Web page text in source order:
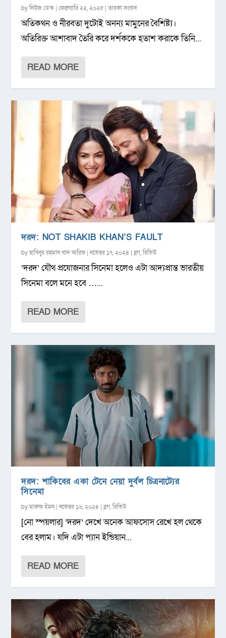
byনিউজ ডেস্ক |ফেব্রুয়ারি ২২, ২০২৫ |তারকা সংবাদ
অতিকথন ও নীরবতা দুটোই অনন্য মামুনের বৈশিষ্ট্য।
অতিরিক্ত আশাবাদ তৈরি করে দর্শককে হতাশ করাকে তিনি...
READ MORE
দরদ: NOT SHAKIB KHAN’S FAULT
byহাবিবুর রহমান খান আরিফ|নভেম্বর ১৭, ২০২৪ |ব্লগ,রিভিউ
‘দরদ’ যৌথ প্রযোজনার সিনেমা হলেও এটা আদ্যপ্রান্ত ভারতীয়
সিনেমা বলে মনে হবে …...
READ MORE
দরদ: শাকিবের একা টেনে নেয়া দুর্বল চিত্রনাট্যের
সিনেমা
byমারুফ ইমন|নভেম্বর ১৬, ২০২৪ |ব্লগ,রিভিউ
[নো স্পয়লার] ‘দরদ’ দেখে অনেক আফসোস রেখে হল থেকে
বের হলাম। যদি এটা প্যান ইন্ডিয়ান...
READ MORE